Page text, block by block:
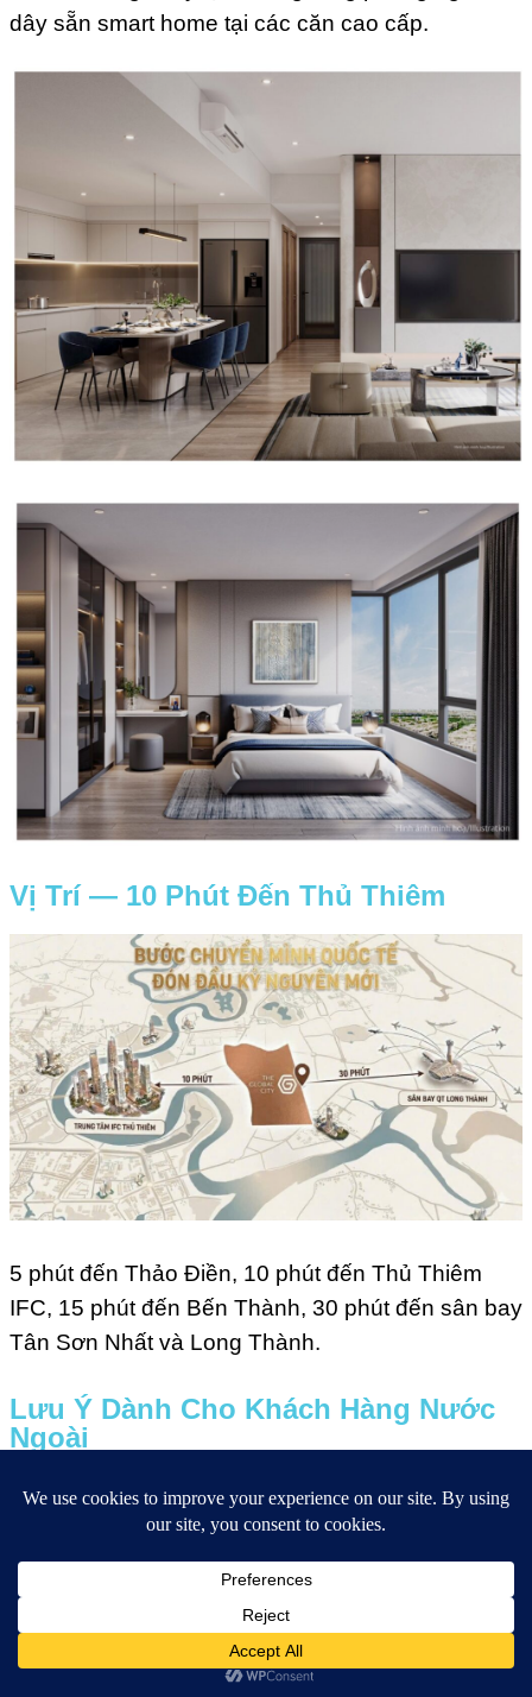
dây sẵn smart home tại các căn cao cấp.
Vị Trí — 10 Phút Đến Thủ Thiêm
5 phút đến Thảo Điền, 10 phút đến Thủ Thiêm
IFC, 15 phút đến Bến Thành, 30 phút đến sân bay
Tân Sơn Nhất và Long Thành.
Lưu Ý Dành Cho Khách Hàng Nước
Ngoài
Khách hàng nước ngoài thanh toáncùng một
mức giá niêm yếtnhư người Việt. Hình thức sở
hữu: Lâu dài (người Việt) so với 50 năm có gia
hạn (người nước ngoài). Chiết khấu Thanh Toán
Nhanh:14,5% cho người cư trú / 10,5% cho
người không cư trú.Không áp dụng vay ngân